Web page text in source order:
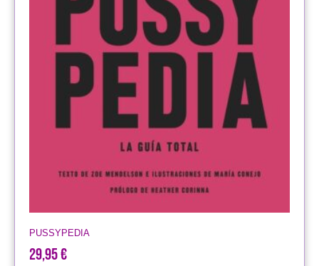
PUSSYPEDIA
29,95€